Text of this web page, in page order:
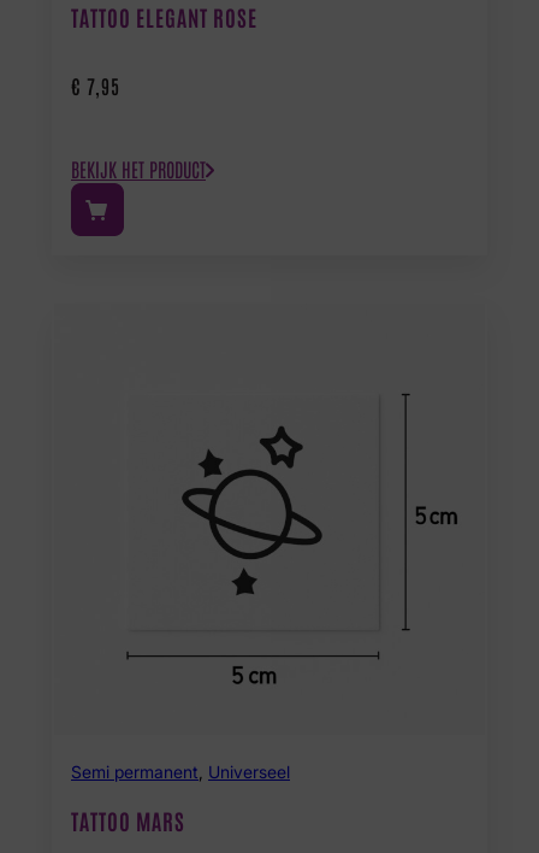
TATTOO ELEGANT ROSE
€ 7,95
BEKIJK HET PRODUCT
Semi permanent Universeel
TATTOO MARS